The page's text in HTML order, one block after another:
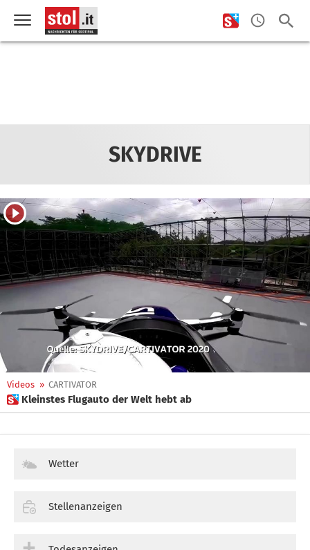
SKYDRIVE
Videos » CARTIVATOR
 Kleinstes Flugauto der Welt hebt ab
Wetter
Stellenanzeigen